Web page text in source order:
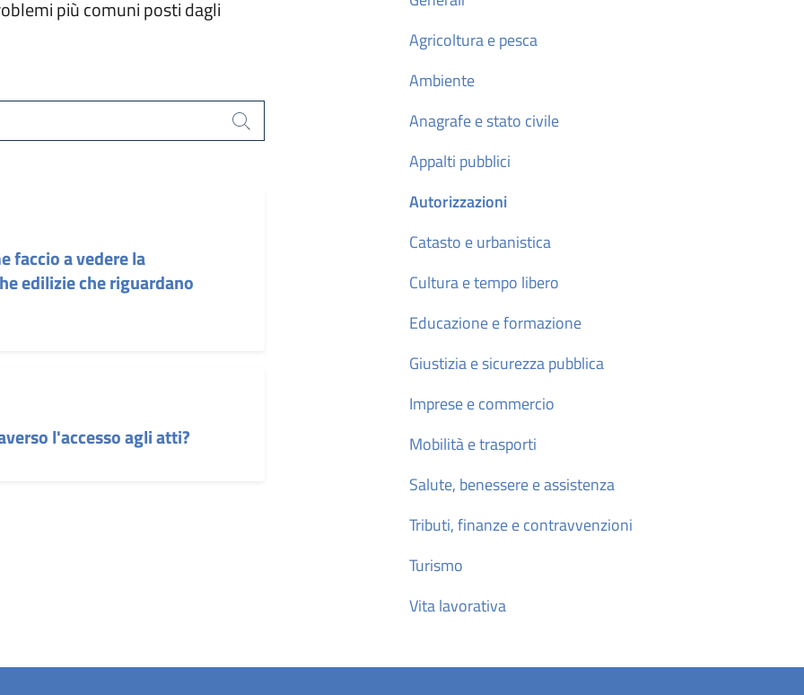
più comuni posti dagli
Cerca
faccio a vedere la
edilizie che riguardano
l'accesso agli atti?
Agricoltura e pesca
Ambiente
Anagrafe e stato civile
Appalti pubblici
Autorizzazioni
Catasto e urbanistica
Cultura e tempo libero
Educazione e formazione
Giustizia e sicurezza pubblica
Imprese e commercio
Mobilità e trasporti
Salute, benessere e assistenza
Tributi, finanze e contravvenzioni
Turismo
Vita lavorativa